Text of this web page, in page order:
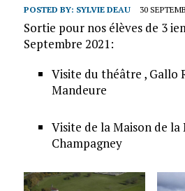
POSTED BY: SYLVIE DEAU 30
Sortie pour nos élèves de 3
Septembre 2021:
Visite du théâtre , Gallo
Mandeure
Visite de la Maison de la
Champagney